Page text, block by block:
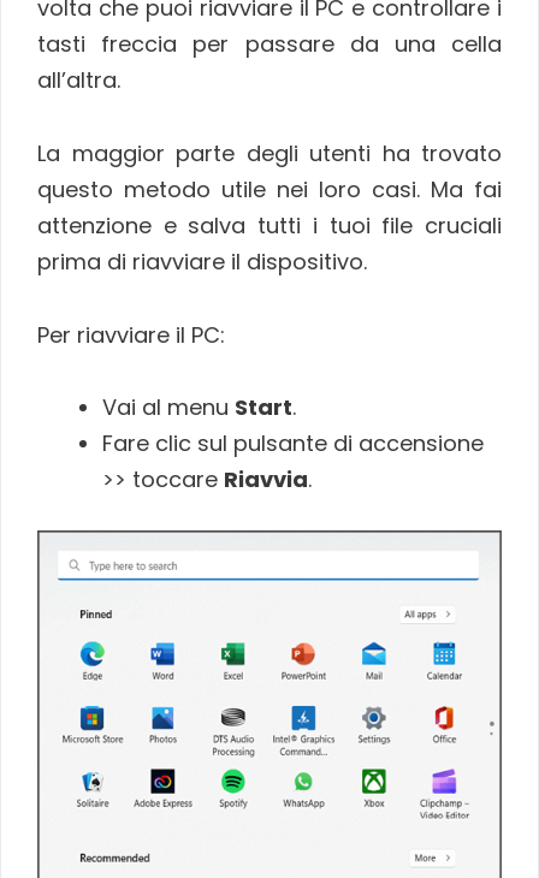
volta che puoi riavviare il PC e controllare i
tasti freccia per passare da una cella
all’altra.
La maggior parte degli utenti ha trovato
questo metodo utile nei loro casi. Ma fai
attenzione e salva tutti i tuoi file cruciali
prima di riavviare il dispositivo.
Per riavviare il PC:
Vai al menu Start.
Fare clic sul pulsante di accensione
>> toccare Riavvia.